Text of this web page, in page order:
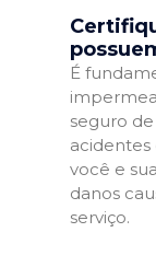
É
seguro
acidentes
você e
danos
serviço.